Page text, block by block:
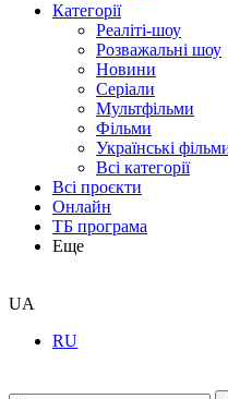
Категорії
Реаліті-шоу
Розважальні шоу
Новини
Серіали
Мультфільми
Фільми
Українські
Всі категорії
Всі проєкти
Онлайн
ТБ програма
Еще
UA
RU